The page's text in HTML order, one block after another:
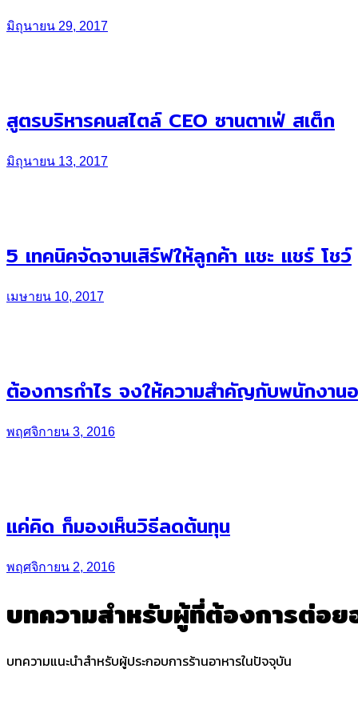
มิถุนายน 29, 2017
สูตรบริหารคนสไตล์ CEO ซานตาเฟ่ สเต็ก
มิถุนายน 13, 2017
5 เทคนิคจัดจานเสิร์ฟให้ลูกค้า แชะ แชร์ โชว์
เมษายน 10, 2017
ต้องการกำไร จงให้ความสำคัญกับพนักงา
พฤศจิกายน 3, 2016
แค่คิด ก็มองเห็นวิธีลดต้นทุน
พฤศจิกายน 2, 2016
บทความสำหรับผู้ที่ต้องการต่อ
บทความแนะนำสำหรับผู้ประกอบการร้านอาหารในปัจจุบัน